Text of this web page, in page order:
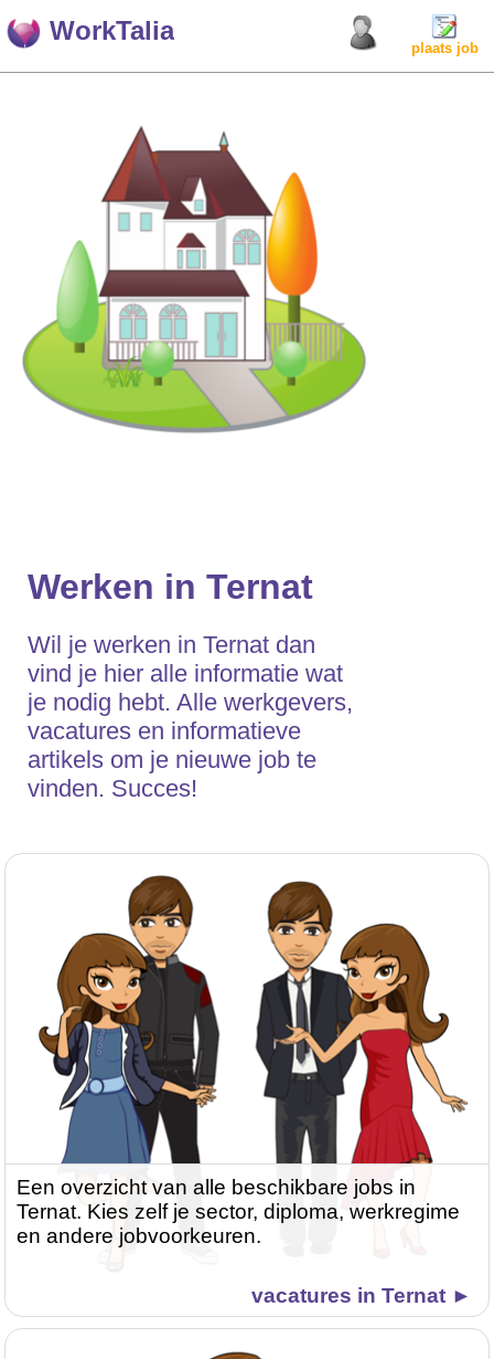
WorkTalia
plaats job
Werken in Ternat
Wil je werken in Ternat dan
vind je hier alle informatie wat
je nodig hebt. Alle werkgevers,
vacatures en informatieve
artikels om je nieuwe job te
vinden. Succes!
Een overzicht van alle beschikbare jobs in
Ternat. Kies zelf je sector, diploma, werkregime
en andere jobvoorkeuren.
vacatures in Ternat ►